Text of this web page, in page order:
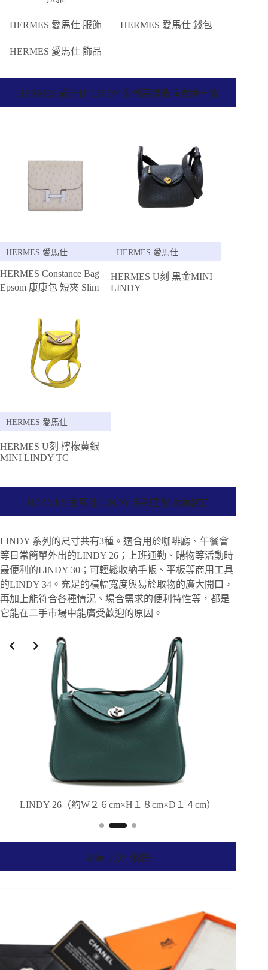
HERMES 愛馬仕 服飾 HERMES 愛馬仕 錢包
HERMES 愛馬仕 飾品
HERMES 愛馬仕 LINDY 系列高價收購實績一覽
HERMES 愛馬仕
HERMES Constance Bag
Epsom 康康包 短夾 Slim
HERMES 愛馬仕
HERMES U刻 黑金MINI
LINDY
HERMES 愛馬仕
HERMES U刻 檸檬黃銀
MINI LINDY TC
HERMES 愛馬仕 LINDY 系列重點收購款式
LINDY 系列的尺寸共有3種。適合用於咖啡廳、午餐會
等日常簡單外出的LINDY 26；上班通勤、購物等活動時
最便利的LINDY 30；可輕鬆收納手帳、平板等商用工具
的LINDY 34。充足的橫幅寬度與易於取物的廣大開口，
再加上能符合各種情況、場合需求的便利特性等，都是
它能在二手市場中能廣受歡迎的原因。
LINDY 26（約W２６cm×H１８cm×D１４cm）
收購加分小秘訣